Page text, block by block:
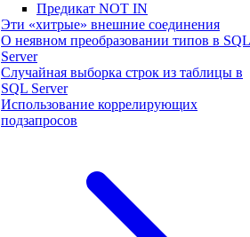
Предикат NOT IN
Эти «хитрые» внешние соединения
О неявном преобразовании типов в SQL
Server
Случайная выборка строк из таблицы в
SQL Server
Использование коррелирующих
подзапросов